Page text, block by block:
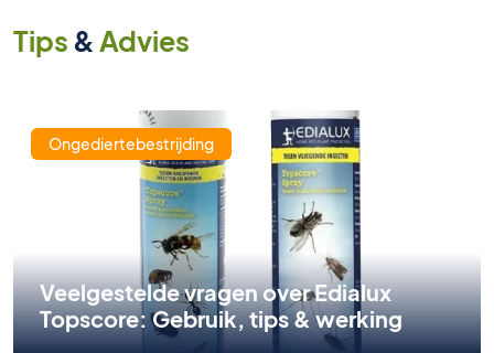
Tips &Advies
Ongediertebestrijding
Veelgestelde vragen over Edialux
Topscore: Gebruik, tips & werking